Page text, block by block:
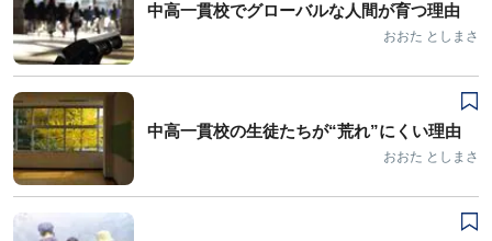
中高一貫校でグローバルな人間が育つ理由
おおた としまさ
中高一貫校の生徒たちが“荒れ”にくい理由
おおた としまさ